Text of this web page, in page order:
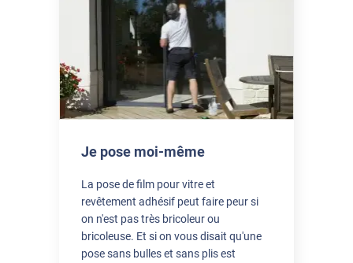
Je pose moi-même
La pose de film pour vitre et
revêtement adhésif peut faire peur si
on n'est pas très bricoleur ou
bricoleuse. Et si on vous disait qu'une
pose sans bulles et sans plis est